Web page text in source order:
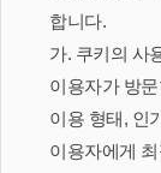
합니다.
가. 쿠키의 사
이용자가 방
이용 형태, 인
이용자에게